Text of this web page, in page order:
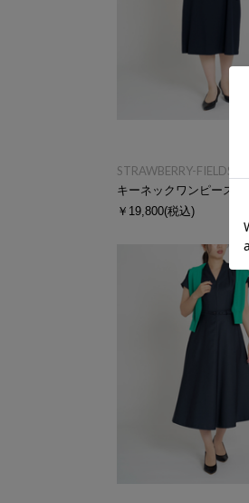
STRAWBERRY-FIELDS
キーネックワンピース
￥19,800(税込)